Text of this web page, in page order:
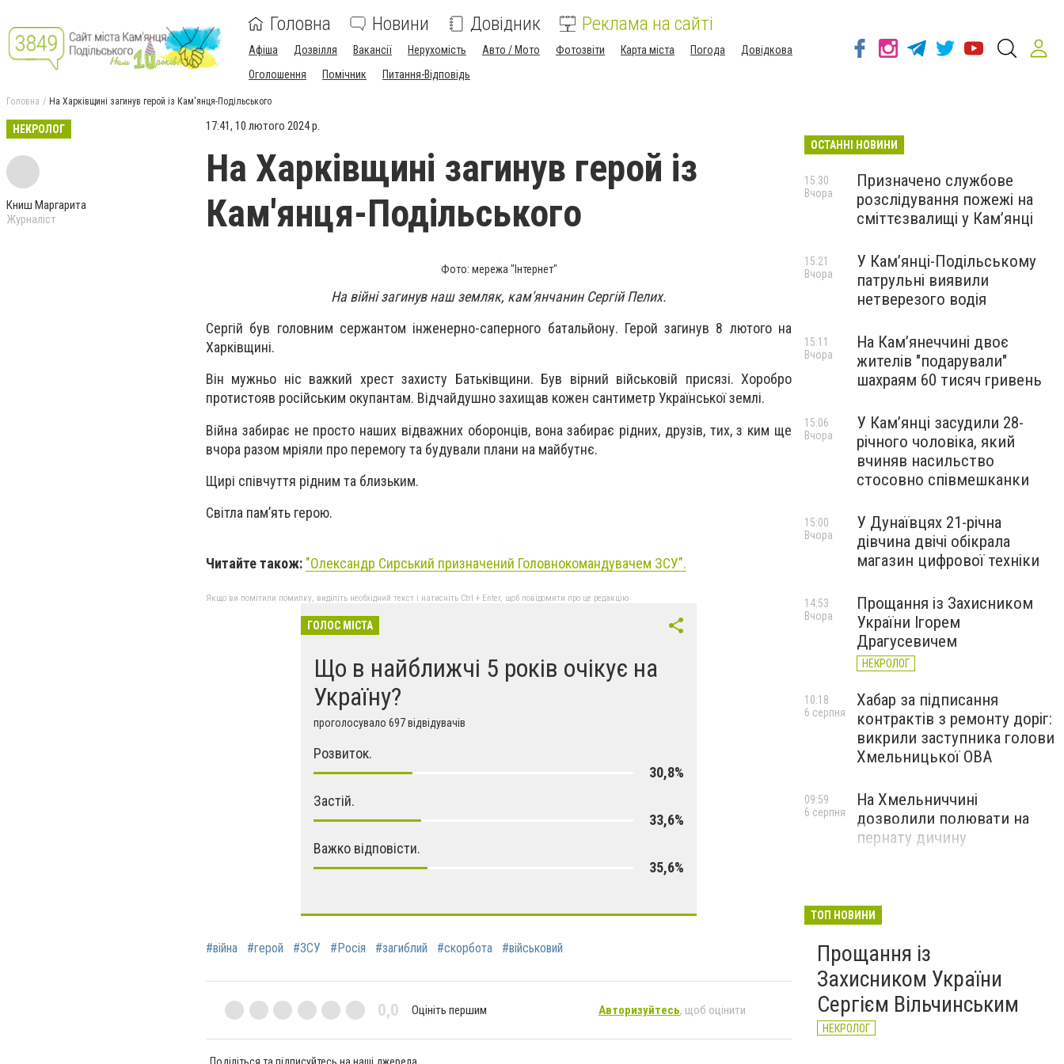
Головна Новини Довідник Реклама на сайті
Афіша Дозвілля Вакансії Нерухомість Авто / Мото Фотозвіти Карта міста Погода
Довідкова
Оголошення
Помічник Питання-Відповідь
Головна На Харківщині загинув герой із Кам'янця-Подільського
НЕКРОЛОГ
Книш Маргарита
Журналіст
17:41, 10 лютого 2024 р.
На Харківщині загинув герой із
Кам'янця-Подільського
Фото: мережа "Інтернет"
На війні загинув наш земляк, кам'янчанин Сергій Пелих.
Сергій був головним сержантом інженерно-саперного батальйону. Герой загинув 8 лютого на
Харківщині.
Він мужньо ніс важкий хрест захисту Батьківщини. Був вірний військовій присязі. Хоробро
протистояв російським окупантам. Відчайдушно захищав кожен сантиметр Української землі.
Війна забирає не просто наших відважних оборонців, вона забирає рідних, друзів, тих, з ким ще
вчора разом мріяли про перемогу та будували плани на майбутнє.
Щирі співчуття рідним та близьким.
Світла пам’ять герою.
Читайте також: "Олександр Сирський призначений Головнокомандувачем ЗСУ".
Якщо ви помітили помилку, виділіть необхідний текст і натисніть Ctrl + Enter, щоб повідомити про це редакцію
ГОЛОС МІСТА
Що в найближчі 5 років очікує на
Україну?
проголосувало 697 відвідувачів
Розвиток.
30,8%
Застій.
33,6%
Важко відповісти.
35,6%
#війна #герой #ЗСУ #Росія #загиблий #скорбота #військовий
0,0 Оцініть першим Авторизуйтесь, щоб оцінити
ОСТАННІ НОВИНИ
Призначено службове
розслідування пожежі на
сміттєзвалищі у Кам’янці
15:30
Вчора
У Кам’янці-Подільському
патрульні виявили
нетверезого водія
15:21
Вчора
На Камʼянеччині двоє
жителів "подарували"
шахраям 60 тисяч гривень
15:11
Вчора
У Камʼянці засудили 28-
річного чоловіка, який
вчиняв насильство
стосовно співмешканки
15:06
Вчора
У Дунаївцях 21-річна
дівчина двічі обікрала
магазин цифрової техніки
15:00
Вчора
Прощання із Захисником
України Ігорем
Драгусевичем
НЕКРОЛОГ
14:53
Вчора
Хабар за підписання
контрактів з ремонту доріг:
викрили заступника голови
Хмельницької ОВА
10:18
6 серпня
На Хмельниччині
дозволили полювати на
пернату дичину
09:59
6 серпня
ТОП НОВИНИ
Прощання із
Захисником України
Сергієм Вільчинським
НЕКРОЛОГ